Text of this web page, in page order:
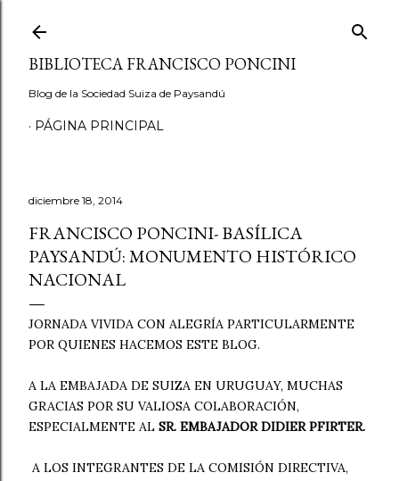
BIBLIOTECA FRANCISCO PONCINI
Blog de la Sociedad Suiza de Paysandú
PÁGINA PRINCIPAL
diciembre 18, 2014
FRANCISCO PONCINI- BASÍLICA
PAYSANDÚ: MONUMENTO HISTÓRICO
NACIONAL
JORNADA VIVIDA CON ALEGRÍA PARTICULARMENTE
POR QUIENES HACEMOS ESTE BLOG.
A LA EMBAJADA DE SUIZA EN URUGUAY, MUCHAS
GRACIAS POR SU VALIOSA COLABORACIÓN,
ESPECIALMENTE AL SR. EMBAJADOR DIDIER PFIRTER.
A LOS INTEGRANTES DE LA COMISIÓN DIRECTIVA,